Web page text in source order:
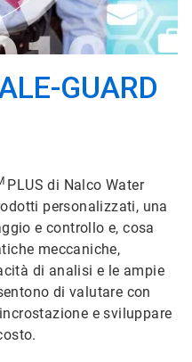
GUARD
PLUS di Nalco Water
personalizzati, una
e controllo e, cosa
meccaniche,
di analisi e le ampie
di valutare con
e sviluppare